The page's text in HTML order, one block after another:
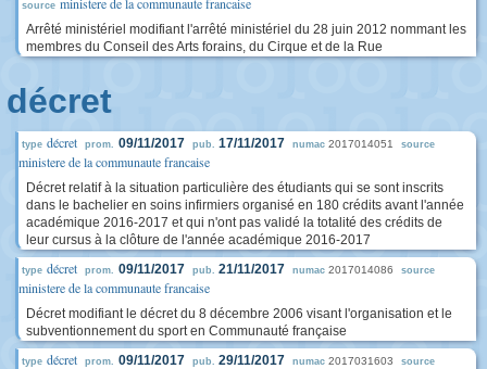
source
Arrêté ministériel modifiant l'arrêté ministériel du 28 juin 2012 nommant les
membres du Conseil des Arts forains, du Cirque et de la Rue
décret
type décret prom. 09/11/2017 pub. 17/11/2017 numac 2017014051 source
ministere de la communaute francaise
Décret relatif à la situation particulière des étudiants qui se sont inscrits
dans le bachelier en soins infirmiers organisé en 180 crédits avant l'année
académique 2016-2017 et qui n'ont pas validé la totalité des crédits de
leur cursus à la clôture de l'année académique 2016-2017
type décret prom. 09/11/2017 pub. 21/11/2017 numac 2017014086 source
ministere de la communaute francaise
Décret modifiant le décret du 8 décembre 2006 visant l'organisation et le
subventionnement du sport en Communauté française
type décret prom. 09/11/2017 pub. 29/11/2017 numac 2017031603 source